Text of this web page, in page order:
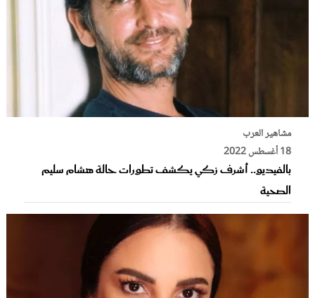
مشاهير العرب
18 أغسطس 2022
بالفيديو.. أشرف زكي يكشف تطورات حالة هشام سليم
الصحية